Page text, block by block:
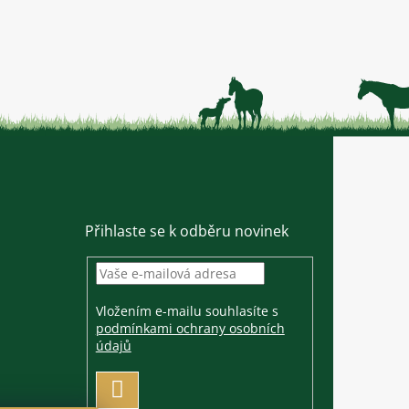
Přihlaste se k odběru novinek
Vložením e-mailu souhlasíte s
podmínkami ochrany osobních
údajů